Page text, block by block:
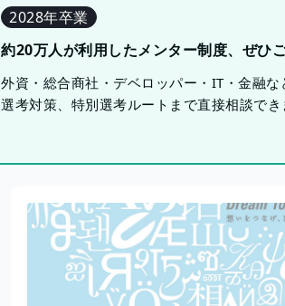
2028年卒業
約20万人が利用したメンター制度、ぜひ
外資・総合商社・デベロッパー・IT・金融
選考対策、特別選考ルートまで直接相談でき